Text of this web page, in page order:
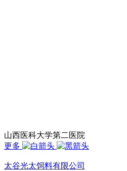
山西医科大学第二医院
更多
太谷光太饲料有限公司